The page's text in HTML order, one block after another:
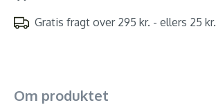
Gratis fragt over 295 kr. - ellers 25 kr.
Om produktet